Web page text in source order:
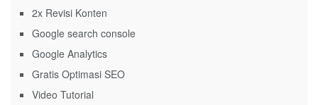
2x Revisi Konten
Google search console
Google Analytics
Gratis Optimasi SEO
Video Tutorial